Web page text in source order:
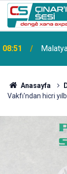
08:51
Anasayfa
Vakfı'ndan hicri